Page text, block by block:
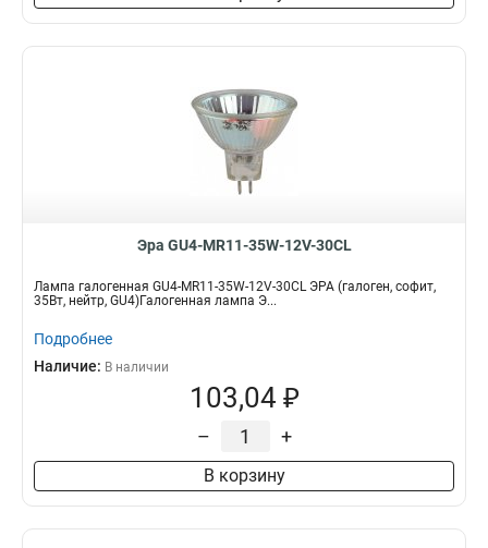
Эра GU4-MR11-35W-12V-30CL
Лампа галогенная GU4-MR11-35W-12V-30CL ЭРА (галоген, софит,
35Вт, нейтр, GU4)Галогенная лампа Э...
Подробнее
Наличие: В наличии
103,04 ₽
– +
В корзину